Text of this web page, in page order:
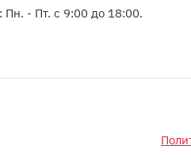
- Пт. c 9:00 до 18:00.